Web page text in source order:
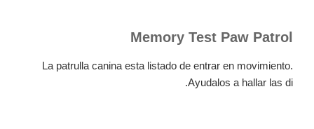
Memory Test Paw Patrol
La patrulla canina esta listado de entrar en movimiento.
Ayudalos a hallar las di.